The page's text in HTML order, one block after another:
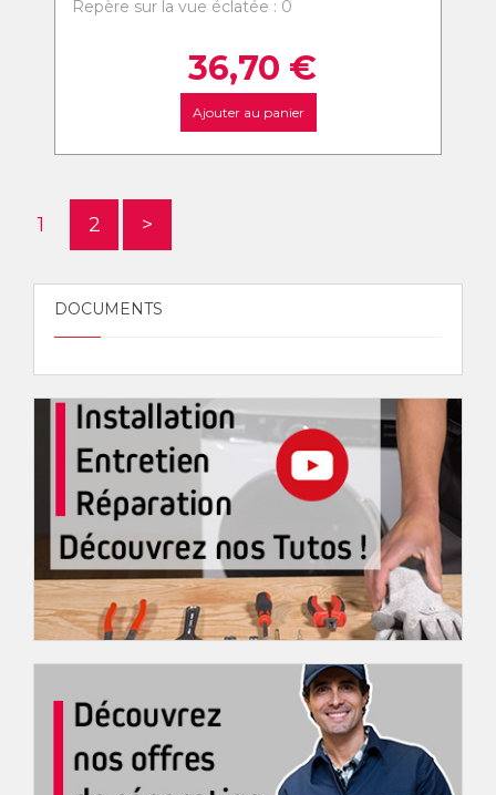
Repère sur la vue éclatée : 0
36,70 €
Ajouter au panier
1 2 >
DOCUMENTS